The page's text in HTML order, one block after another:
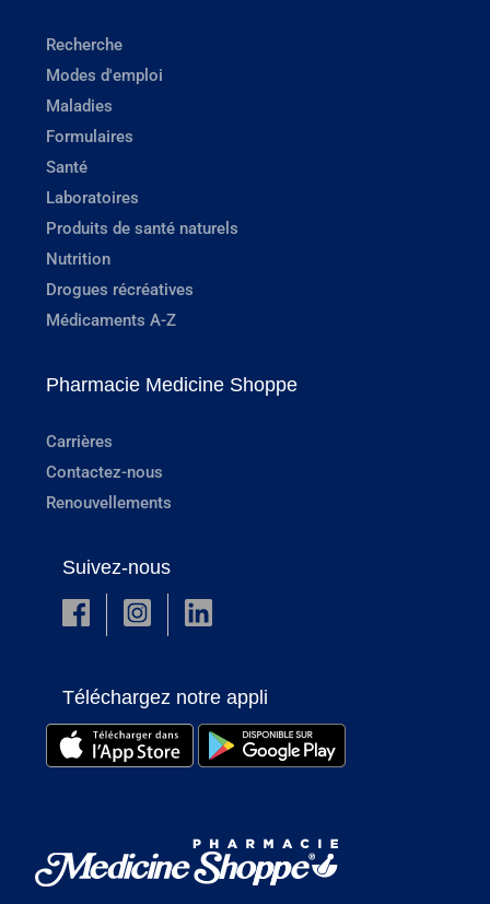
Recherche
Modes d'emploi
Maladies
Formulaires
Santé
Laboratoires
Produits de santé naturels
Nutrition
Drogues récréatives
Médicaments A-Z
Pharmacie Medicine Shoppe
Carrières
Contactez-nous
Renouvellements
Suivez-nous
Téléchargez notre appli